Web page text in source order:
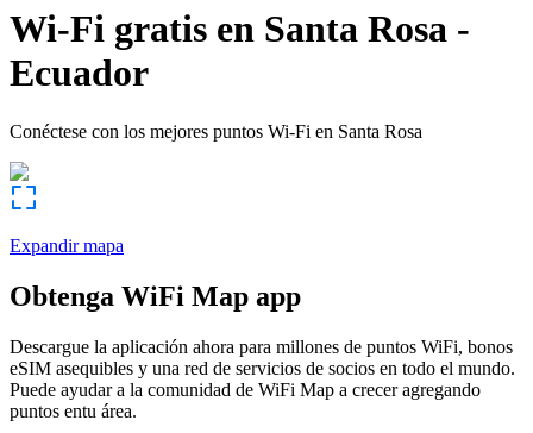
Wi-Fi gratis en Santa Rosa -
Ecuador
Conéctese con los mejores puntos Wi-Fi en Santa Rosa
Expandir mapa
Obtenga WiFi Map app
Descargue la aplicación ahora para millones de puntos WiFi, bonos
eSIM asequibles y una red de servicios de socios en todo el mundo.
Puede ayudar a la comunidad de WiFi Map a crecer agregando
puntos entu área.